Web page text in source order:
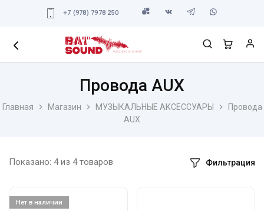
+7 (978) 7978 250
Главная Магазин МУЗЫКАЛЬНЫЕ АКСЕССУАРЫ
Провода
AUX
Провода AUX
Показано: 4из 4товаров Фильтрация
Нет в наличии